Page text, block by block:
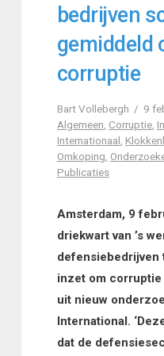
bedrijven
gemiddeld
corruptie
Bart Vollebergh
9
Algemeen, Corruptie,
Internationaal,
Omkoping,
Publicaties
Amsterdam, 9
driekwart van ’s
defensiebedrijven
inzet om
uit nieuw
International.
dat de